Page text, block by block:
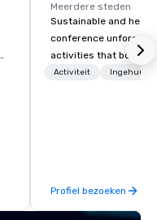
Meerdere steden
Sustainable and
conference
activities that boost
lower carbon
Activiteit
Profiel bezoeken